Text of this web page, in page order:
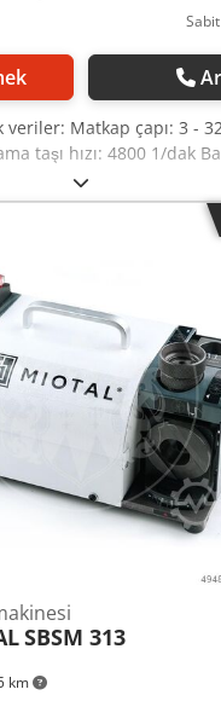
veriler: Matkap çapı: 3 -
taşı hızı: 4800 1/dak
yaklaşık: 32 kg
310 mm Özellikler: - HSS/
taşlanması için idealdir.
taşlama işlemi
açısı 90° - 140° arasında
tasarım, makinede
için tutamak - Matkap
merkezlenmesi ve
azaltılması için
ve iş parçası arasındaki
kesme kenarlarının
Hassas bilyalı rulmanlı
titreşimsiz çalışma - CE
kapsamı: - Taşlama taşı
ER pens ER 40, 13 - 32
- Pens tutucu ER 20 ve
km
SBSM 313